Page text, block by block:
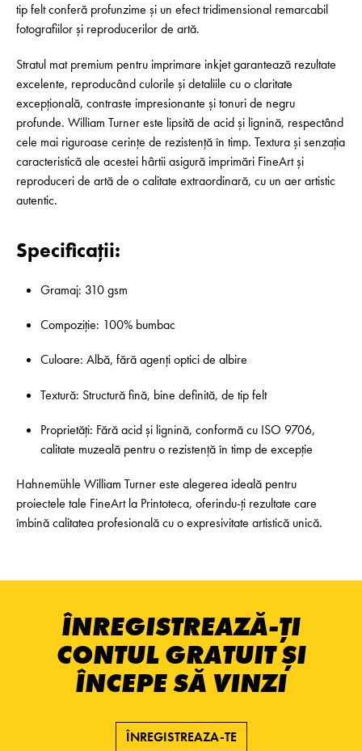
tip felt conferă profunzime și un efect tridimensional remarcabil
fotografiilor și reproducerilor de artă.
Stratul mat premium pentru imprimare inkjet garantează rezultate
excelente, reproducând culorile și detaliile cu o claritate
excepțională, contraste impresionante și tonuri de negru
profunde. William Turner este lipsită de acid și lignină, respectând
cele mai riguroase cerințe de rezistență în timp. Textura și senzația
caracteristică ale acestei hârtii asigură imprimări FineArt și
reproduceri de artă de o calitate extraordinară, cu un aer artistic
autentic.
Specificații:
Gramaj: 310 gsm
Compoziție: 100% bumbac
Culoare: Albă, fără agenți optici de albire
Textură: Structură fină, bine definită, de tip felt
Proprietăți: Fără acid și lignină, conformă cu ISO 9706,
calitate muzeală pentru o rezistență în timp de excepție
Hahnemühle William Turner este alegerea ideală pentru
proiectele tale FineArt la Printoteca, oferindu-ți rezultate care
îmbină calitatea profesională cu o expresivitate artistică unică.
ÎNREGISTREAZĂ-ȚI
CONTUL GRATUIT ȘI
ÎNCEPE SĂ VINZI
ÎNREGISTREAZA-TE